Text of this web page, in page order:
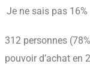
Je ne sais pas 16%
312 personnes
pouvoir d’achat en